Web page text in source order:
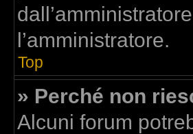
l’amministratore.
Top
» Perché non
Alcuni forum